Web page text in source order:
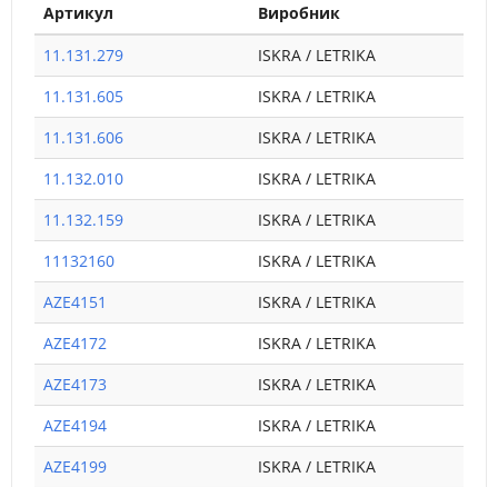
Артикул
Виробник
11.131.279
ISKRA / LETRIKA
11.131.605
ISKRA / LETRIKA
11.131.606
ISKRA / LETRIKA
11.132.010
ISKRA / LETRIKA
11.132.159
ISKRA / LETRIKA
11132160
ISKRA / LETRIKA
AZE4151
ISKRA / LETRIKA
AZE4172
ISKRA / LETRIKA
AZE4173
ISKRA / LETRIKA
AZE4194
ISKRA / LETRIKA
AZE4199
ISKRA / LETRIKA